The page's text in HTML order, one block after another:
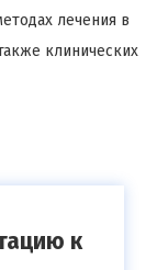
лечения в
клинических
к